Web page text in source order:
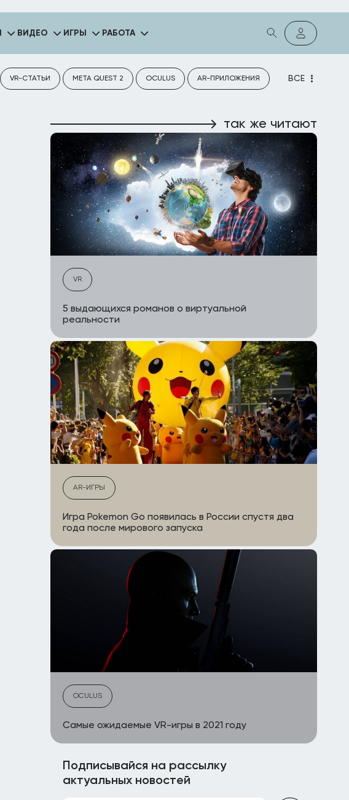
ВИДЕО ИГРЫ РАБОТА
VR-СТАТЬИ META QUEST 2 OCULUS AR-ПРИЛОЖЕНИЯ ВСЕ
так же читают
VR
5 выдающихся романов о виртуальной
реальности
AR-ИГРЫ
Игра Pokemon Go появилась в России спустя два
года после мирового запуска
OCULUS
Самые ожидаемые VR-игры в 2021 году
Подписывайся на рассылку
актуальных новостей